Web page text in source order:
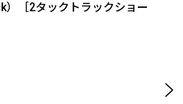
［2タックトラックショー